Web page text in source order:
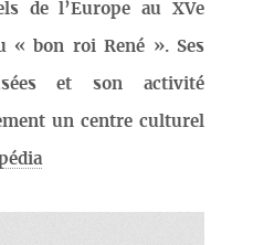
de l’Europe au XVe
« bon roi René ». Ses
et son activité
un centre culturel